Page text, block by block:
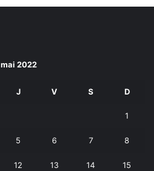
mai 2022
J V S D
1
5 6 7 8
12 13 14 15